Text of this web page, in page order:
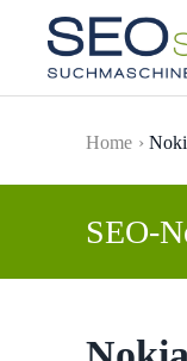
Skip to main
Home
SEO-